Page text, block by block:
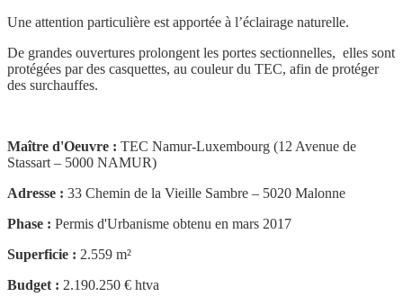
Une attention particulière est apportée à l’éclairage naturelle.
De grandes ouvertures prolongent les portes sectionnelles, elles sont
protégées par des casquettes, au couleur du TEC, afin de protéger
des surchauffes.
Maître d'Oeuvre : TEC Namur-Luxembourg (12 Avenue de
Stassart – 5000 NAMUR)
Adresse : 33 Chemin de la Vieille Sambre – 5020 Malonne
Phase : Permis d'Urbanisme obtenu en mars 2017
Superficie : 2.559 m²
Budget : 2.190.250 € htva